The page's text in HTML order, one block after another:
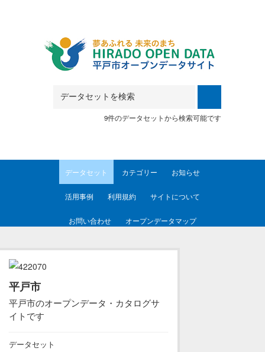
9件のデータセットから検索可能です
データセット カテゴリー お知らせ
活用事例 利用規約 サイトについて
お問い合わせ オープンデータマップ
平戸市
平戸市のオープンデータ・カタログサ
イトです
データセット